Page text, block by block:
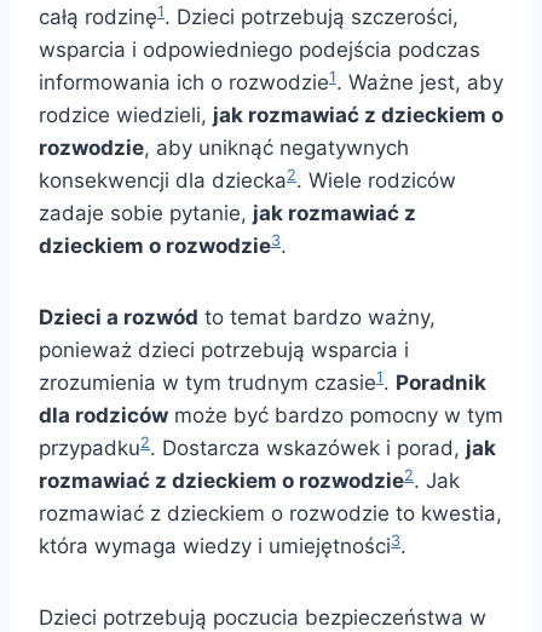
całą rodzinę1. Dzieci potrzebują szczerości,
wsparcia i odpowiedniego podejścia podczas
informowania ich o rozwodzie1. Ważne jest, aby
rodzice wiedzieli, jak rozmawiać z dzieckiem o
rozwodzie, aby uniknąć negatywnych
konsekwencji dla dziecka2. Wiele rodziców
zadaje sobie pytanie, jak rozmawiać z
dzieckiem o rozwodzie3.
Dzieci a rozwód to temat bardzo ważny,
ponieważ dzieci potrzebują wsparcia i
zrozumienia w tym trudnym czasie1. Poradnik
dla rodziców może być bardzo pomocny w tym
przypadku2. Dostarcza wskazówek i porad, jak
rozmawiać z dzieckiem o rozwodzie2. Jak
rozmawiać z dzieckiem o rozwodzie to kwestia,
która wymaga wiedzy i umiejętności3.
Dzieci potrzebują poczucia bezpieczeństwa w